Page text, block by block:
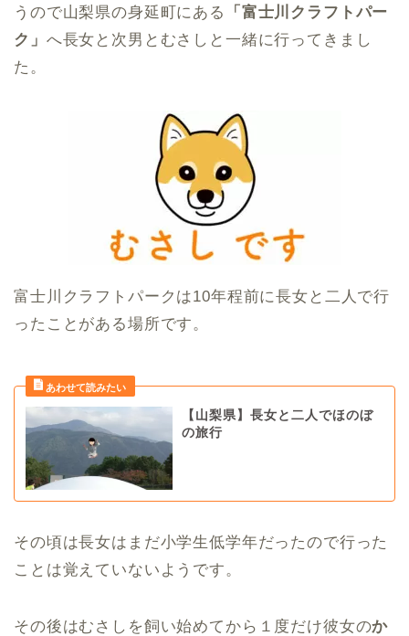
うので山梨県の身延町にある
「富士川クラフトパー
ク」 へ長女と次男とむさしと一緒に行ってきまし
た。
富士川クラフトパークは10年程前に長女と二人で行
ったことがある場所です。
【山梨県】長女と二人でほのぼ
の旅行
その頃は長女はまだ小学生低学年だったので行った
ことは覚えていないようです。
その後はむさしを飼い始めてから１度だけ彼女のか